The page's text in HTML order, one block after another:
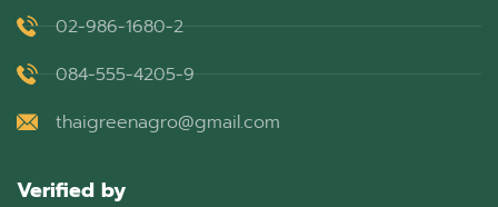
02-986-1680-2
084-555-4205-9
thaigreenagro@gmail.com
Verified by